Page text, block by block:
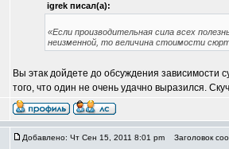
igrek писал(а):
«Если производительная сила всех
неизменной, то величина стоимости
Вы этак дойдете до обсуждения зависимости
того, что один не очень удачно выразился.
Добавлено: Чт Сен 15, 2011 8:01 pm Заголовок